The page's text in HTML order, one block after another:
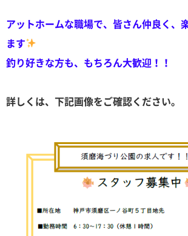
アットホームな職場で、皆さん仲良く、
ます
釣り好きな方も、もちろん大歓迎！！
詳しくは、下記画像をご確認ください。